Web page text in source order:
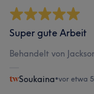
Super gute Arbeit
Behandelt von
Soukaina•vor etwa